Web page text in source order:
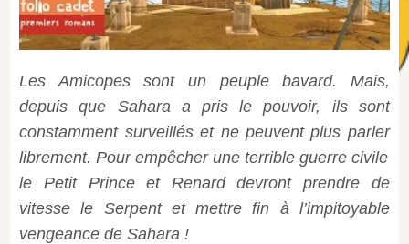
Les Amicopes sont un peuple bavard. Mais,
depuis que Sahara a pris le pouvoir, ils sont
constamment surveillés et ne peuvent plus parler
librement. Pour empêcher une terrible guerre civile
le Petit Prince et Renard devront prendre de
vitesse le Serpent et mettre fin à l’impitoyable
vengeance de Sahara !